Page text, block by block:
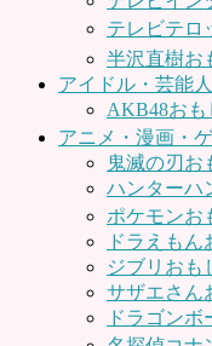
テレビテ
半沢直樹お
アイドル・芸能
AKB48おも
アニメ・漫画・
鬼滅の刃お
ハンターハ
ポケモンお
ドラえもん
ジブリおも
サザエさん
ドラゴン